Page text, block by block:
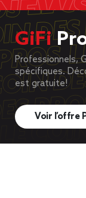
GiFi
Professionnels,
spécifiques.
est gratuite!
Voir l’offre